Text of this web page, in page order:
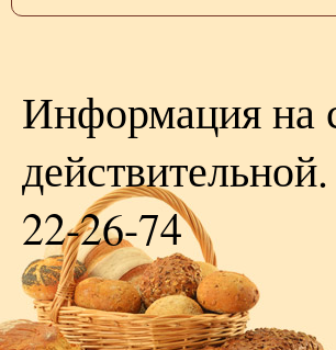
Информация на
22-26-74